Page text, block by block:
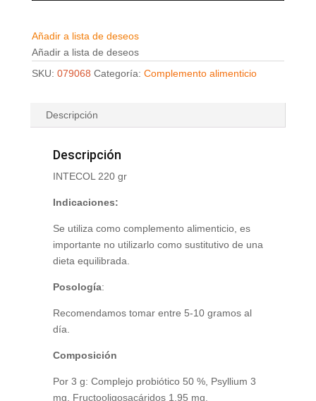
Añadir a lista de deseos
Añadir a lista de deseos
SKU: 079068 Categoría: Complemento alimenticio
Descripción
Descripción
INTECOL 220 gr
Indicaciones:
Se utiliza como complemento alimenticio, es
importante no utilizarlo como sustitutivo de una
dieta equilibrada.
Posología:
Recomendamos tomar entre 5-10 gramos al
día.
Composición
Por 3 g: Complejo probiótico 50 %, Psyllium 3
mg, Fructooligosacáridos 1.95 mg.